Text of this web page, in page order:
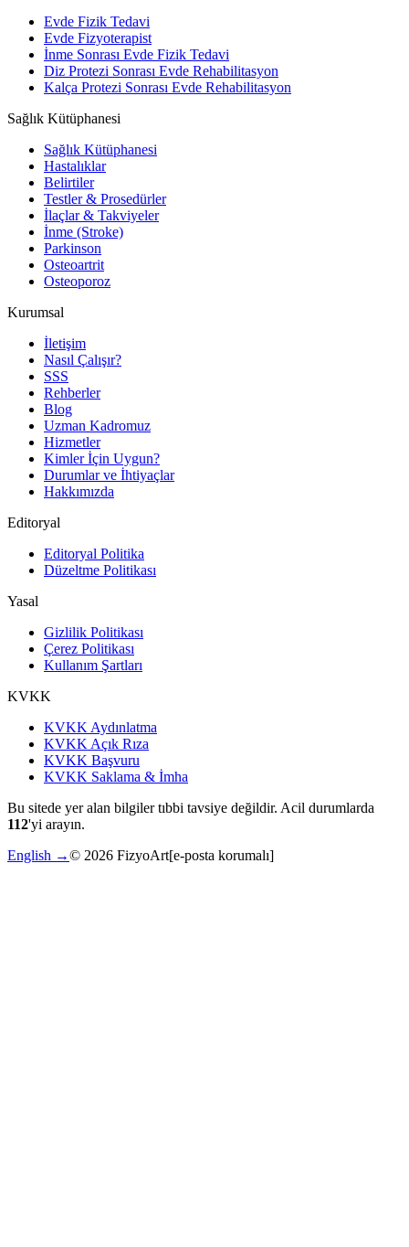
Evde Fizik Tedavi
Evde Fizyoterapist
İnme Sonrası Evde Fizik Tedavi
Diz Protezi Sonrası Evde Rehabilitasyon
Kalça Protezi Sonrası Evde Rehabilitasyon
Sağlık Kütüphanesi
Sağlık Kütüphanesi
Hastalıklar
Belirtiler
Testler & Prosedürler
İlaçlar & Takviyeler
İnme (Stroke)
Parkinson
Osteoartrit
Osteoporoz
Kurumsal
İletişim
Nasıl Çalışır?
SSS
Rehberler
Blog
Uzman Kadromuz
Hizmetler
Kimler İçin Uygun?
Durumlar ve İhtiyaçlar
Hakkımızda
Editoryal
Editoryal Politika
Düzeltme Politikası
Yasal
Gizlilik Politikası
Çerez Politikası
Kullanım Şartları
KVKK
KVKK Aydınlatma
KVKK Açık Rıza
KVKK Başvuru
KVKK Saklama & İmha
Bu sitede yer alan bilgiler tıbbi tavsiye değildir. Acil durumlarda
112'yi arayın.
English →© 2026 FizyoArt[e-posta korumalı]